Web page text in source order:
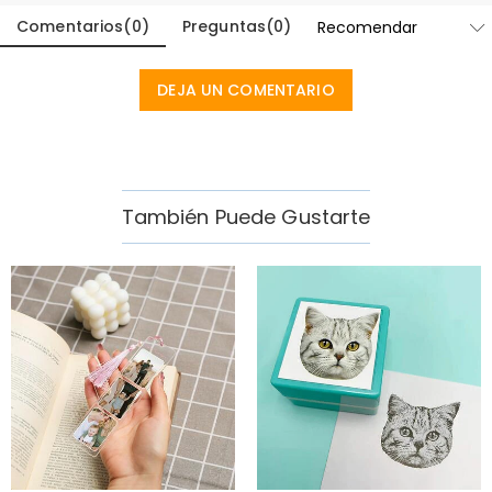
sueños, planes o recuerdos, recordará el aliento y el amor detrás del
viene como hacia dónde va.
Ella levanta la tapa de la caja de regalo y pasa sus dedos por su
imaginando las metas y recuerdos que esperan llenar las páginas
Ideal Para
Graduados:un recuerdo personalizado para celebrar un nuevo
capítulo después de la escuela o la universidad.
Mejores Amigos:un regalo significativo lleno de aliento para sueños
y metas futuras.
Compañeros de Trabajo:un regalo de despedida o promoción
considerado para un nuevo viaje profesional.
Hijas:un regalo de diario sentimental con su nombre y texto
personalizado inspirador.
Comentarios(0) Preguntas(0)
DEJA UN COMENTARIO
También Puede Gustarte